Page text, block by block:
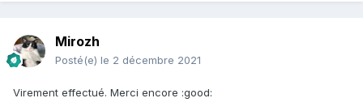
Mirozh
Posté(e) le 2 décembre 2021
Virement effectué. Merci encore :good: